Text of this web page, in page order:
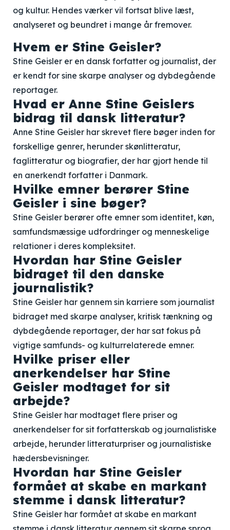
og kultur. Hendes værker vil fortsat blive læst,
analyseret og beundret i mange år fremover.
Hvem er Stine Geisler?
Stine Geisler er en dansk forfatter og journalist, der
er kendt for sine skarpe analyser og dybdegående
reportager.
Hvad er Anne Stine Geislers
bidrag til dansk litteratur?
Anne Stine Geisler har skrevet flere bøger inden for
forskellige genrer, herunder skønlitteratur,
faglitteratur og biografier, der har gjort hende til
en anerkendt forfatter i Danmark.
Hvilke emner berører Stine
Geisler i sine bøger?
Stine Geisler berører ofte emner som identitet, køn,
samfundsmæssige udfordringer og menneskelige
relationer i deres kompleksitet.
Hvordan har Stine Geisler
bidraget til den danske
journalistik?
Stine Geisler har gennem sin karriere som journalist
bidraget med skarpe analyser, kritisk tænkning og
dybdegående reportager, der har sat fokus på
vigtige samfunds- og kulturrelaterede emner.
Hvilke priser eller
anerkendelser har Stine
Geisler modtaget for sit
arbejde?
Stine Geisler har modtaget flere priser og
anerkendelser for sit forfatterskab og journalistiske
arbejde, herunder litteraturpriser og journalistiske
hædersbevisninger.
Hvordan har Stine Geisler
formået at skabe en markant
stemme i dansk litteratur?
Stine Geisler har formået at skabe en markant